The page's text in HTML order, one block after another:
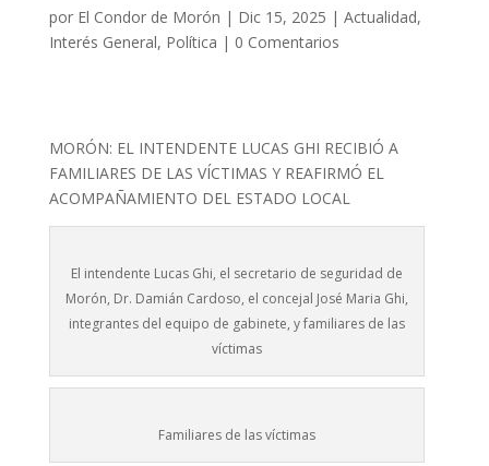
por El Condor de Morón | Dic 15, 2025 | Actualidad,
Interés General, Política | 0 Comentarios
MORÓN: EL INTENDENTE LUCAS GHI RECIBIÓ A
FAMILIARES DE LAS VÍCTIMAS Y REAFIRMÓ EL
ACOMPAÑAMIENTO DEL ESTADO LOCAL
El intendente Lucas Ghi, el secretario de seguridad de
Morón, Dr. Damián Cardoso, el concejal José Maria Ghi,
integrantes del equipo de gabinete, y familiares de las
víctimas
Familiares de las víctimas